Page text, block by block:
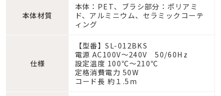
本体材質
本体：PET、ブラシ部分：ポリアミ
ド、アルミニウム、セラミックコーテ
ィング
仕様
【型番】SL-012BKS
電源 AC100V〜240V 50/60Hz
設定温度 100℃〜210℃
定格消費電力 50W
コード長 約１.5m